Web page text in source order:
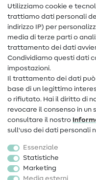
Nähanleitungen
Assistenza e
Contatto
Informazioni sul nuovo
FAQ
Diritto di recesso
Popolare
Accessori cucito
Sale
Utilizziamo cookie e
trattiamo dati personali
indirizzo IP) per
media di terze parti o
trattamento dei dati
Condividiamo questi dati
impostazioni.
Il trattamento dei dati
base di un legittimo
o rifiutato. Hai il diritto di
revocare il consenso in un
consultare il nostro
sull'uso dei dati personali
Essenziale
Statistiche
Marketing
Media esterni